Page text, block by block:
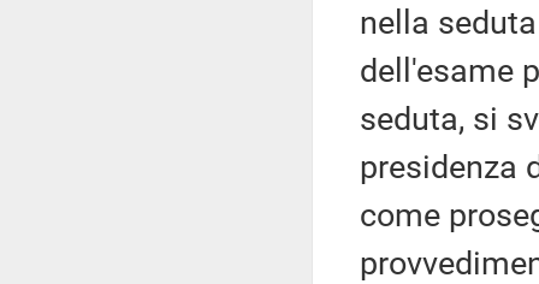
nella
dell'esame
seduta, si
presidenza
come